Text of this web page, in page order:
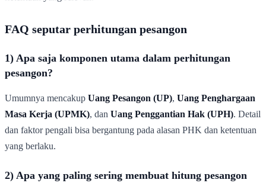
FAQ seputar perhitungan pesangon
1) Apa saja komponen utama dalam perhitungan
pesangon?
Umumnya mencakup Uang Pesangon (UP), Uang Penghargaan
Masa Kerja (UPMK), dan Uang Penggantian Hak (UPH). Detail
dan faktor pengali bisa bergantung pada alasan PHK dan ketentuan
yang berlaku.
2) Apa yang paling sering membuat hitung pesangon